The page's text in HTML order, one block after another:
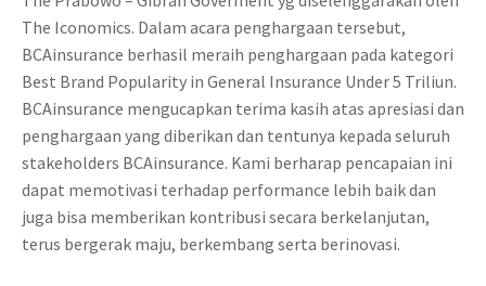
The Iconomics. Dalam acara penghargaan tersebut,
BCAinsurance berhasil meraih penghargaan pada kategori
Best Brand Popularity in General Insurance Under 5 Triliun.
BCAinsurance mengucapkan terima kasih atas apresiasi dan
penghargaan yang diberikan dan tentunya kepada seluruh
stakeholders BCAinsurance. Kami berharap pencapaian ini
dapat memotivasi terhadap performance lebih baik dan
juga bisa memberikan kontribusi secara berkelanjutan,
terus bergerak maju, berkembang serta berinovasi.